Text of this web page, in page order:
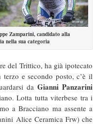
Zamparini, candidato alla
nella sua categoria
del Trittico, ha già ipotecato
e secondo posto, c’è il
daGianni Panzarini
Lotta tutta viterbese tra i
a Bracciano ma assente a
Alice Ceramica Frw) che